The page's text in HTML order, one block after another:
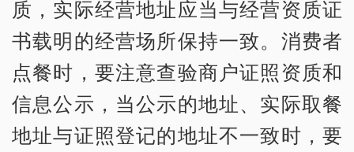
质，实际经营地址应当与经营资质证
书载明的经营场所保持一致。消费者
点餐时，要注意查验商户证照资质和
信息公示，当公示的地址、实际取餐
地址与证照登记的地址不一致时，要